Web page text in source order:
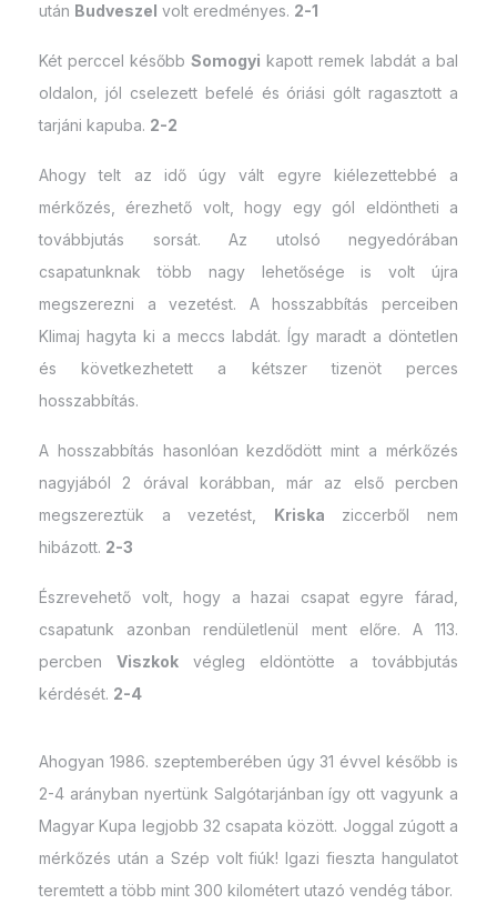
után Budveszel volt eredményes. 2-1
Két perccel később Somogyi kapott remek labdát a bal
oldalon, jól cselezett befelé és óriási gólt ragasztott a
tarjáni kapuba. 2-2
Ahogy telt az idő úgy vált egyre kiélezettebbé a
mérkőzés, érezhető volt, hogy egy gól eldöntheti a
továbbjutás sorsát. Az utolsó negyedórában
csapatunknak több nagy lehetősége is volt újra
megszerezni a vezetést. A hosszabbítás perceiben
Klimaj hagyta ki a meccs labdát. Így maradt a döntetlen
és következhetett a kétszer tizenöt perces
hosszabbítás.
A hosszabbítás hasonlóan kezdődött mint a mérkőzés
nagyjából 2 órával korábban, már az első percben
megszereztük a vezetést, Kriska ziccerből nem
hibázott. 2-3
Észrevehető volt, hogy a hazai csapat egyre fárad,
csapatunk azonban rendületlenül ment előre. A 113.
percben Viszkok végleg eldöntötte a továbbjutás
kérdését. 2-4
Ahogyan 1986. szeptemberében úgy 31 évvel később is
2-4 arányban nyertünk Salgótarjánban így ott vagyunk a
Magyar Kupa legjobb 32 csapata között. Joggal zúgott a
mérkőzés után a Szép volt fiúk! Igazi fieszta hangulatot
teremtett a több mint 300 kilométert utazó vendég tábor.